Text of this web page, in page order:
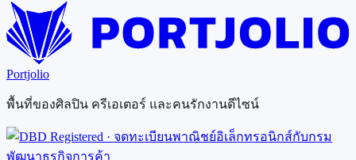
Portjolio
พื้นที่ของศิลปิน ครีเอเตอร์ และคนรักงานดีไซน์